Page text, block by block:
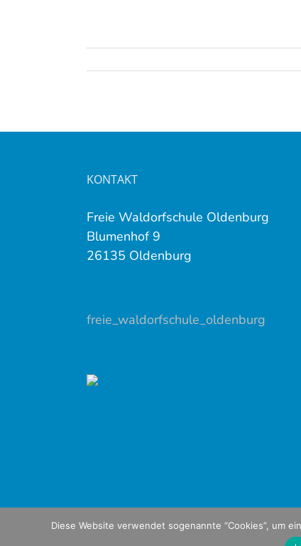
KONTAKT
Freie Waldorfschule Oldenburg
Blumenhof 9
26135 Oldenburg
freie_waldorfschule_oldenburg
Diese Website verwendet sogenannte “Cookies”, um